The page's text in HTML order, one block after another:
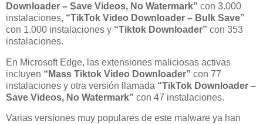
Downloader – Save Videos, No Watermark” con 3.000
instalaciones, “TikTok Video Downloader – Bulk Save”
con 1.000 instalaciones y “Tiktok Downloader” con 353
instalaciones.
En Microsoft Edge, las extensiones maliciosas activas
incluyen “Mass Tiktok Video Downloader” con 77
instalaciones y otra versión llamada “TikTok Downloader –
Save Videos, No Watermark” con 47 instalaciones.
Varias versiones muy populares de este malware ya han